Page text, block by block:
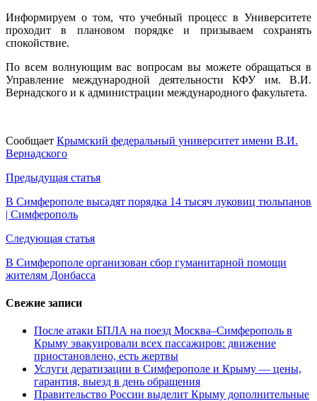
Информируем о том, что учебный процесс в Университете
проходит в плановом порядке и призываем сохранять
спокойствие.
По всем волнующим вас вопросам вы можете обращаться в
Управление международной деятельности КФУ им. В.И.
Вернадского и к администрации международного факультета.
Сообщает Крымский федеральный университет имени В.И.
Вернадского
Навигация
по
записям
Предыдущая статья
В Симферополе высадят порядка 14 тысяч луковиц тюльпанов
| Симферополь
Следующая статья
В Симферополе организован сбор гуманитарной помощи
жителям Донбасса
Свежие записи
После атаки БПЛА на поезд Москва–Симферополь в
Крыму эвакуировали всех пассажиров: движение
приостановлено, есть жертвы
Услуги дератизации в Симферополе и Крыму — цены,
гарантия, выезд в день обращения
Правительство России выделит Крыму дополнительные